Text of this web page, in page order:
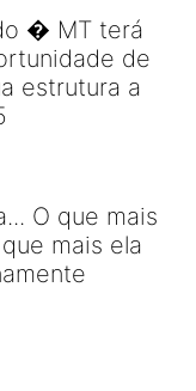
� MT terá
de
estrutura a
O que mais
mais ela